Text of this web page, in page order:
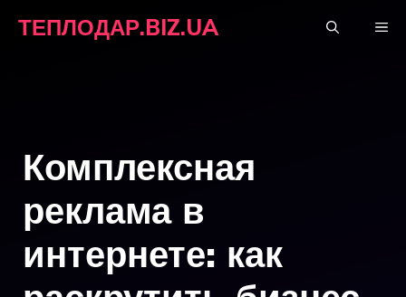
ТЕПЛОДАР.BIZ.UA
Комплексная
реклама в
интернете: как